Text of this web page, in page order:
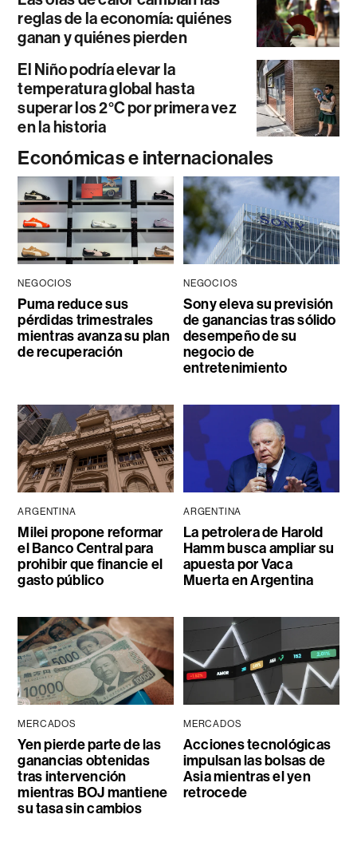
reglas de la economía: quiénes
ganan y quiénes pierden
El Niño podría elevar la
temperatura global hasta
superar los 2°C por primera vez
en la historia
Económicas e internacionales
NEGOCIOS
Puma reduce sus
pérdidas trimestrales
mientras avanza su plan
de recuperación
NEGOCIOS
Sony eleva su previsión
de ganancias tras sólido
desempeño de su
negocio de
entretenimiento
ARGENTINA
Milei propone reformar
el Banco Central para
prohibir que financie el
gasto público
ARGENTINA
La petrolera de Harold
Hamm busca ampliar su
apuesta por Vaca
Muerta en Argentina
MERCADOS
Yen pierde parte de las
ganancias obtenidas
tras intervención
mientras BOJ mantiene
su tasa sin cambios
MERCADOS
Acciones tecnológicas
impulsan las bolsas de
Asia mientras el yen
retrocede